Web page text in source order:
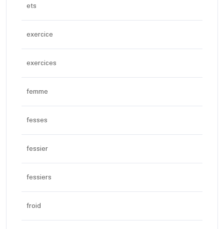
ets
exercice
exercices
femme
fesses
fessier
fessiers
froid